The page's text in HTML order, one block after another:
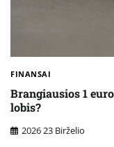
FINANSAI
Brangiausios 1
lobis?
2026 23 Birželio